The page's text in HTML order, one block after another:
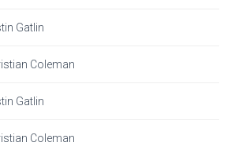
Gatlin
Coleman
Gatlin
Coleman